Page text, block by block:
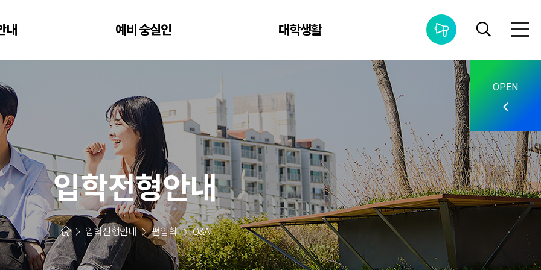
내 예비 숭실인 대학생활
통합공지사항
입학전형안내
입학전형안내 편입학 Q&A